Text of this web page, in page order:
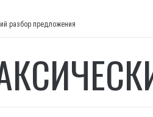
разбор предложения